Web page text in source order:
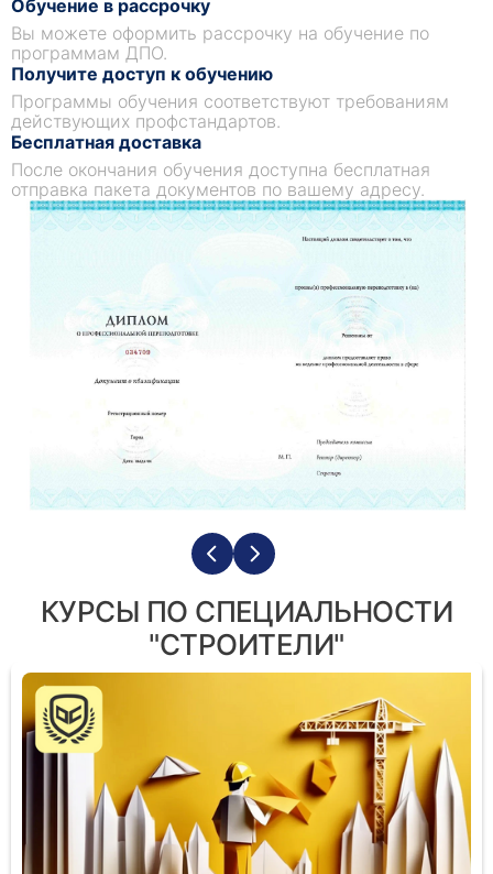
Обучение в рассрочку
Вы можете оформить рассрочку на обучение по
программам ДПО.
Получите доступ к обучению
Программы обучения соответствуют требованиям
действующих профстандартов.
Бесплатная доставка
После окончания обучения доступна бесплатная
отправка пакета документов по вашему адресу.
КУРСЫ ПО СПЕЦИАЛЬНОСТИ
"СТРОИТЕЛИ"